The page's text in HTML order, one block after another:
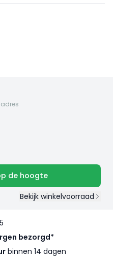
de hoogte
Bekijk winkelvoorraad
bezorgd*
binnen 14 dagen